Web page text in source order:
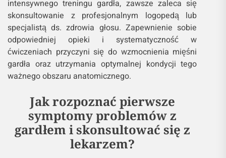
intensywnego treningu gardła, zawsze zaleca się
skonsultowanie z profesjonalnym logopedą lub
specjalistą ds. zdrowia głosu. Zapewnienie sobie
odpowiedniej opieki i systematyczność w
ćwiczeniach przyczyni się do wzmocnienia mięśni
gardła oraz utrzymania optymalnej kondycji tego
ważnego obszaru anatomicznego.
Jak rozpoznać pierwsze
symptomy problemów z
gardłem i skonsultować się z
lekarzem?